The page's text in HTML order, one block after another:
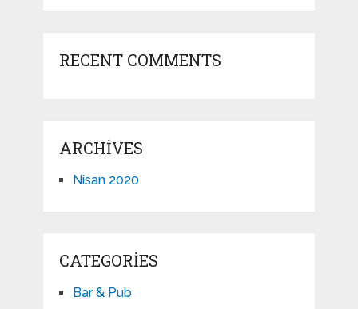
RECENT COMMENTS
ARCHIVES
Nisan 2020
CATEGORIES
Bar & Pub